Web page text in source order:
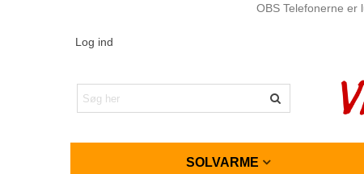
OBS Telefonerne er
Log ind
SOLVARME